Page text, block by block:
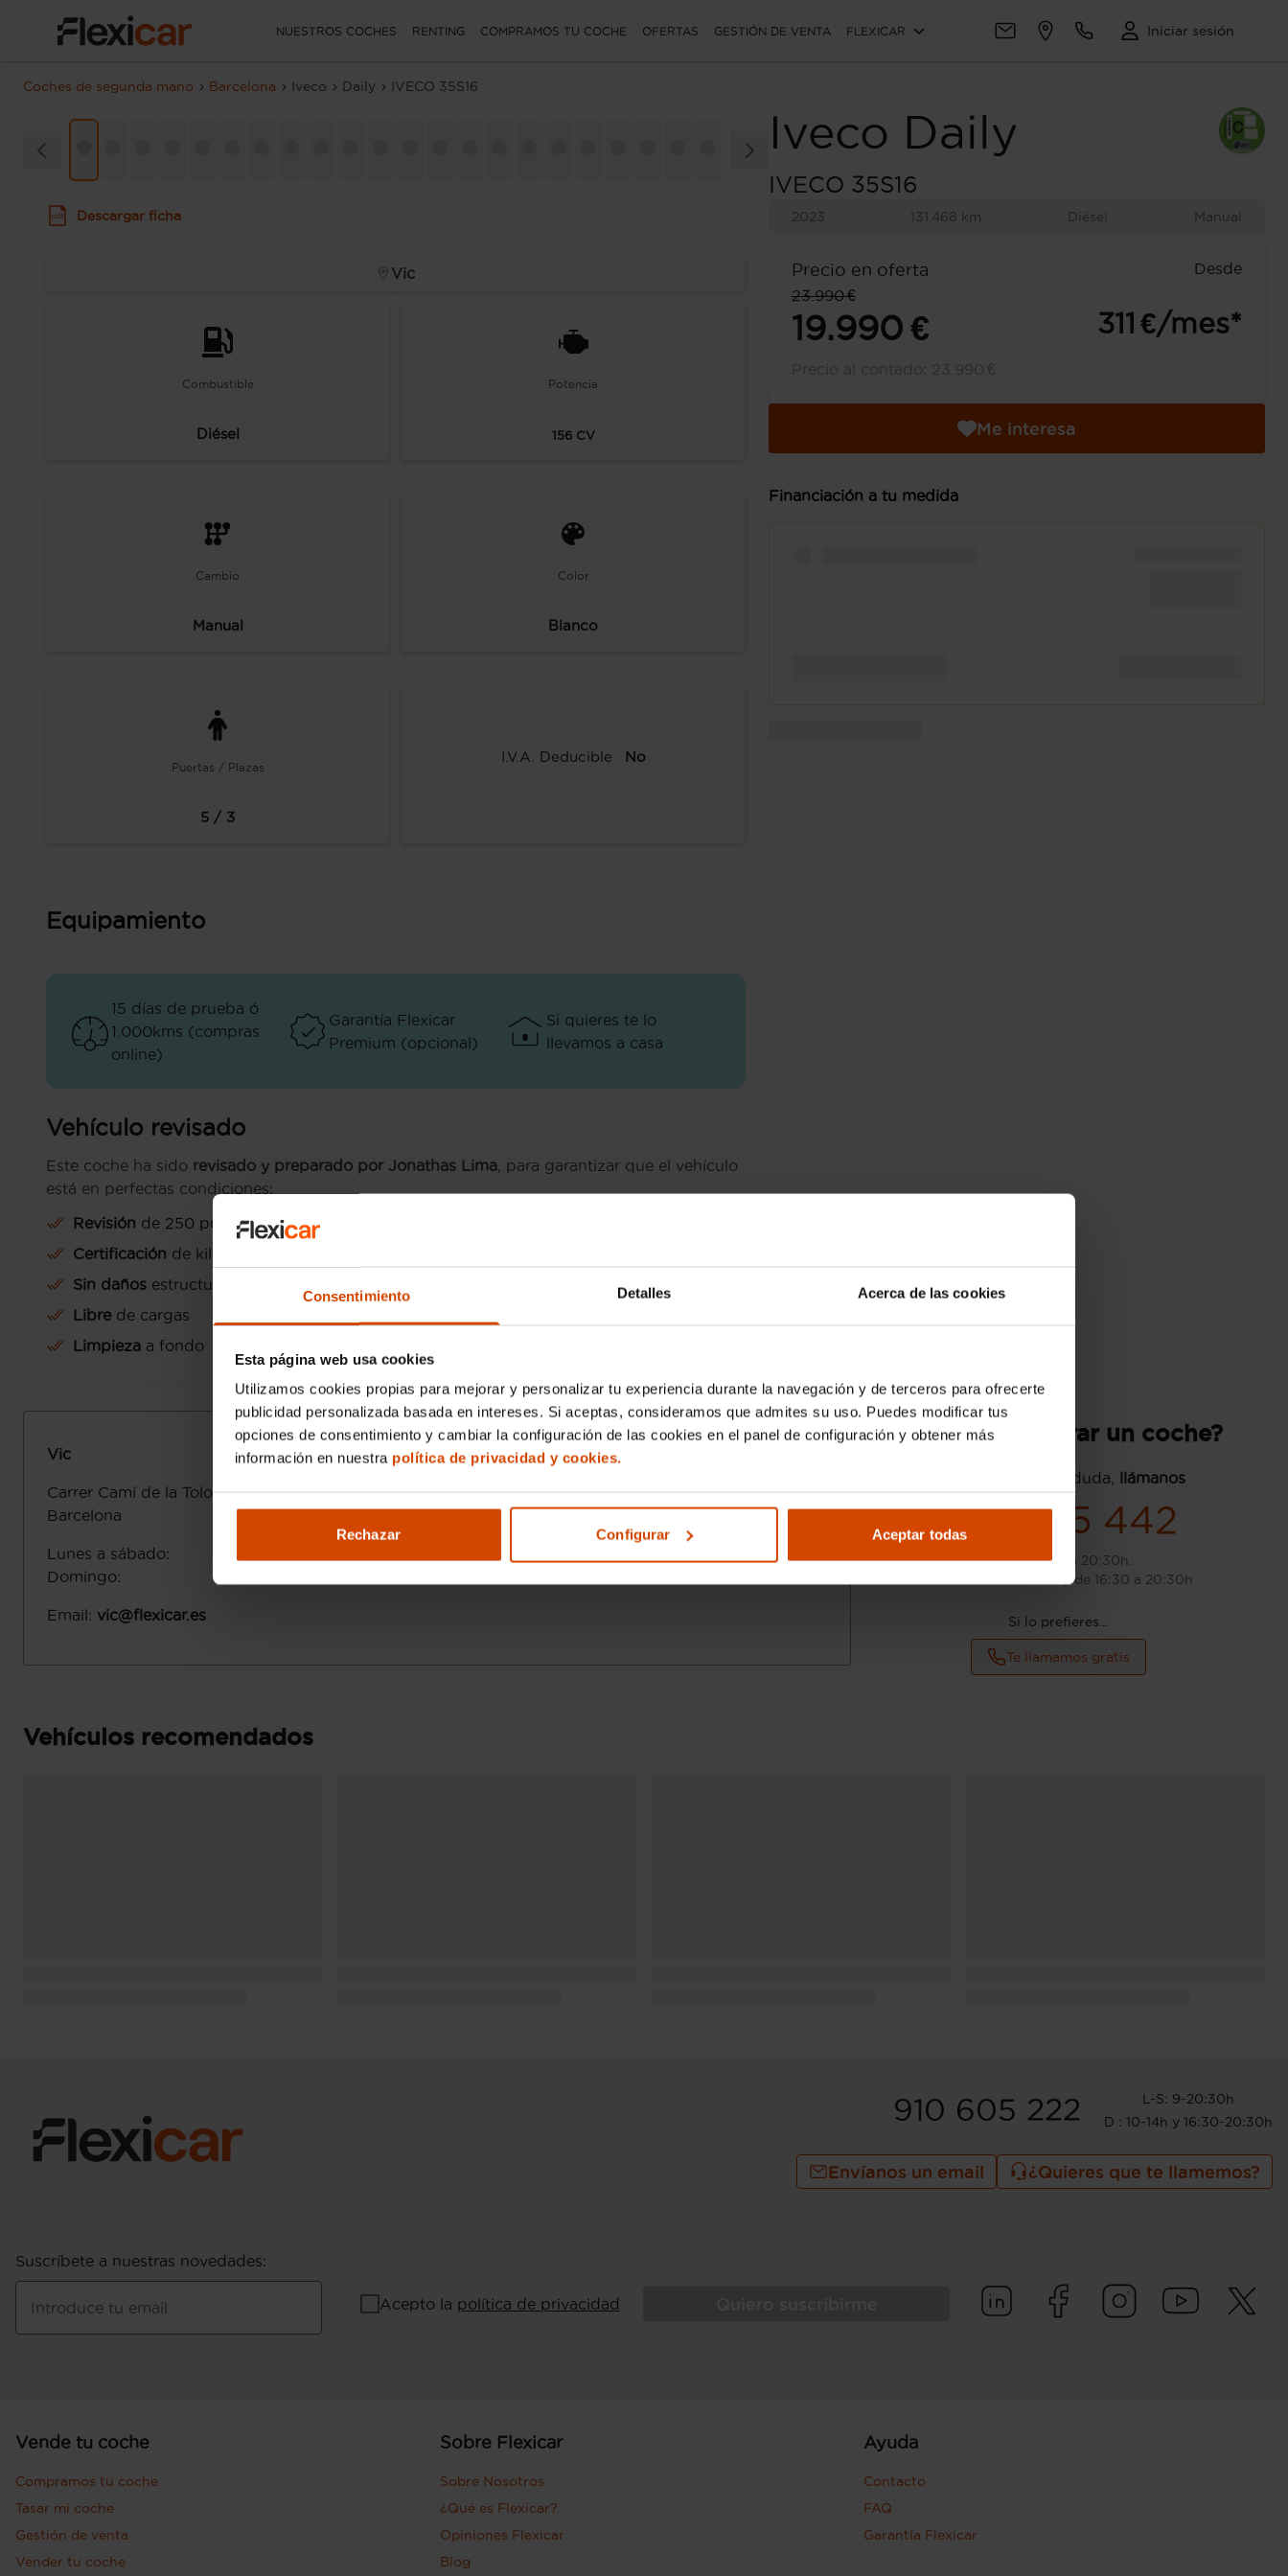
Consentimiento Detalles Acerca de las cookies
Esta página web usa cookies
Utilizamos cookies propias para mejorar y personalizar tu experiencia durante la navegación y de terceros para ofrecerte
publicidad personalizada basada en intereses. Si aceptas, consideramos que admites su uso. Puedes modificar tus
opciones de consentimiento y cambiar la configuración de las cookies en el panel de configuración y obtener más
información en nuestra política de privacidad y cookies.
Rechazar Configurar Aceptar todas
NUESTROS COCHES RENTING COMPRAMOS TU COCHE OFERTAS GESTIÓN DE VENTA FLEXICAR Iniciar sesión
Coches de segunda mano Barcelona Iveco Daily IVECO 35S16
Iveco Daily
IVECO 35S16
2023 131.468 km Diésel Manual
Precio en oferta
Desde
23.990 €
19.990 € 311 €/mes*
Precio al contado: 23.990 €
Me interesa
Financiación a tu medida
Descargar ficha
Vic
Combustible
Diésel
Potencia
156CV
Cambio
Manual
Color
Blanco
Puertas / Plazas
5 / 3
I.V.A. Deducible No
Equipamiento
15 días de prueba ó
1.000kms (compras
online)
Garantía Flexicar
Premium (opcional)
Si quieres te lo
llevamos a casa
Vehículo revisado
Este coche ha sido revisado y preparado por Jonathas Lima, para garantizar que el vehículo
está en perfectas condiciones:
Revisión de 250 puntos
Certificación de kilometraje
Sin daños estructurales
Libre de cargas
Limpieza a fondo
Vic
Carrer Camí de la Tolosa, 908500 Vic
Barcelona
Lunes a sábado:
Domingo:
Email: vic@flexicar.es
¿Quieres comprar un coche?
Si tienes cualquier duda, llámanos
937 235 442
L-S: de 9:00 a 20:30h.
D: de 10:00 a 14:00h y de 16:30 a 20:30h
Si lo prefieres...
Te llamamos gratis
Vehículos recomendados
910 605 222
L-S: 9-20:30h
D : 10-14h y 16:30-20:30h
Envíanos un email ¿Quieres que te llamemos?
Suscríbete a nuestras novedades:
Introduce tu email Acepto la política de privacidad
Vende tu coche
Compramos tu coche
Tasar mi coche
Gestión de venta
Vender tu coche
Sobre Flexicar
Sobre Nosotros
¿Qué es Flexicar?
Opiniones Flexicar
Blog
Ayuda
Contacto
FAQ
Garantía Flexicar